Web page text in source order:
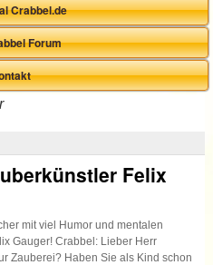
Crabbel.de
Forum
Felix
mit viel Humor und mentalen
Gauger! Crabbel: Lieber Herr
Zauberei? Haben Sie als Kind schon